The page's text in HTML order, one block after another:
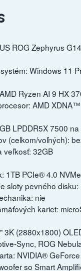
ROG Zephyrus G14
Windows 11
Ryzen AI 9 HX
AMD
LPDDR5X 7500
(celkom/voľných):
veľkosť: 32GB
1TB PCIe® 4.0
sloty pevného disku:
nie
kariet:
3K (2880x1800)
Sync, ROG
NVIDIA®
so Smart